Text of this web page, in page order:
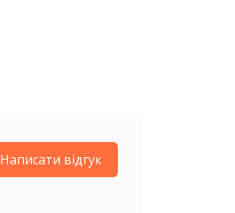
Написати відгук